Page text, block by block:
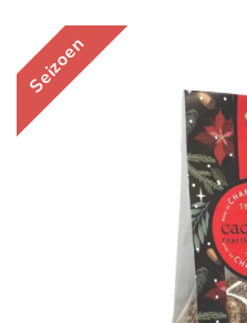
Seizoen